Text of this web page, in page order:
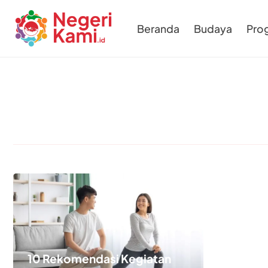
Beranda Budaya
10 Rekomendasi Kegiatan